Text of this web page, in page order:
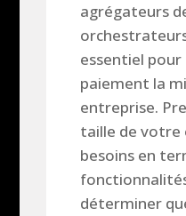
agrégateurs
essentiel
paiement la
entreprise.
taille de votre
besoins en
déterminer